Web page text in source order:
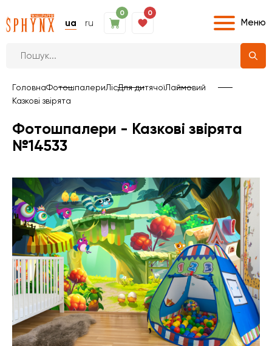
ua ru
0 0
Меню
ГоловнаФотошпалериЛісДля дитячоїЛаймовий
Казкові звірята
Фотошпалери - Казкові звірята
№14533